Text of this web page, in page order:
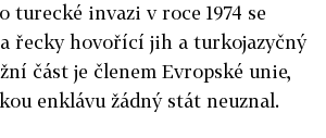
turecké invazi v roce 1974 se
řecky hovořící jih a turkojazyčný
část je členem Evropské unie,
enklávu žádný stát neuznal.